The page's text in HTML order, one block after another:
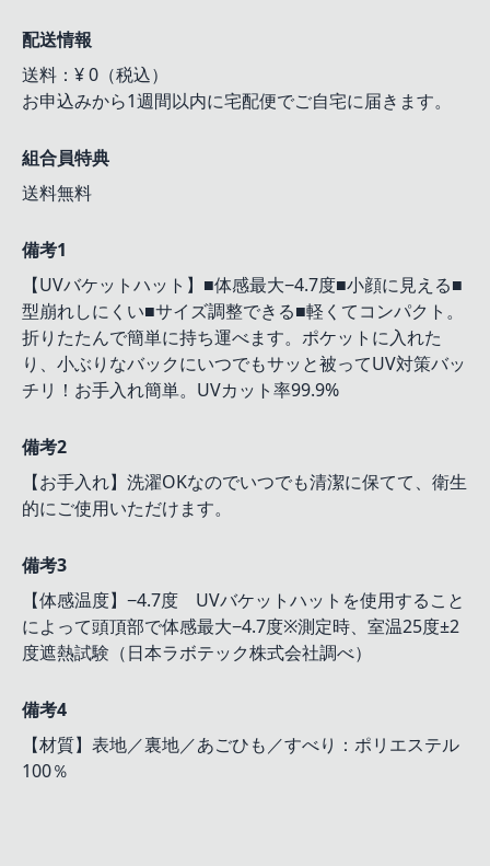
配送情報
送料：¥ 0（税込）
お申込みから1週間以内に宅配便でご自宅に届きます。
組合員特典
送料無料
備考1
【UVバケットハット】■体感最大−4.7度■小顔に見える■
型崩れしにくい■サイズ調整できる■軽くてコンパクト。
折りたたんで簡単に持ち運べます。ポケットに入れた
り、小ぶりなバックにいつでもサッと被ってUV対策バッ
チリ！お手入れ簡単。UVカット率99.9%
備考2
【お手入れ】洗濯OKなのでいつでも清潔に保てて、衛生
的にご使用いただけます。
備考3
【体感温度】−4.7度 UVバケットハットを使用すること
によって頭頂部で体感最大−4.7度※測定時、室温25度±2
度遮熱試験（日本ラボテック株式会社調べ）
備考4
【材質】表地／裏地／あごひも／すべり：ポリエステル
100％